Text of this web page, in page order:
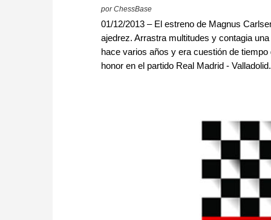
por ChessBase
01/12/2013 – El estreno de Magnus
ajedrez. Arrastra multitudes y contagia
hace varios años y era cuestión de
honor en el partido Real Madrid -